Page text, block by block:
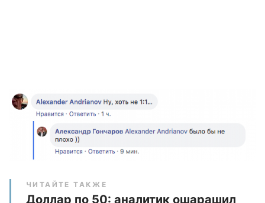
ЧИТАЙТЕ ТАКЖЕ
Доллар по 50: аналитик ошарашил